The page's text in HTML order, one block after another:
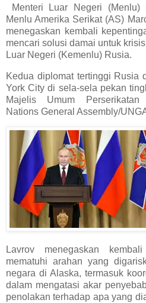
Menteri Luar Negeri (Menlu)
Menlu Amerika Serikat (AS)
menegaskan kembali
mencari solusi damai untuk
Luar Negeri (Kemenlu) Rusia.
Kedua diplomat tertinggi Rusia
York City di sela-sela pekan
Majelis Umum Perserikatan
Nations General Assembly/
Lavrov menegaskan
mematuhi arahan yang
negara di Alaska, termasuk
dalam mengatasi akar
penolakan terhadap apa yang